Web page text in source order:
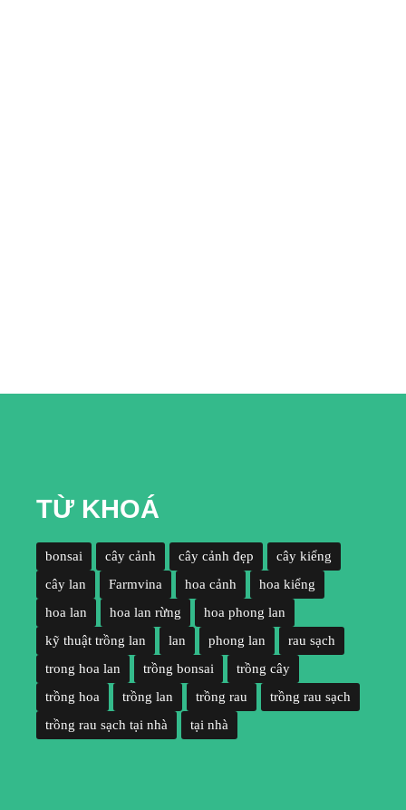
TỪ KHOÁ
bonsai cây cảnh cây cảnh đẹp
cây kiểng
cây lan
Farmvina hoa cảnh
hoa kiểng
hoa lan
hoa lan rừng
hoa phong lan
kỹ thuật trồng lan
lan phong lan
rau sạch
trong hoa lan
trồng bonsai
trồng cây
trồng hoa
trồng lan trồng rau
trồng rau sạch
trồng rau sạch tại nhà
tại nhà